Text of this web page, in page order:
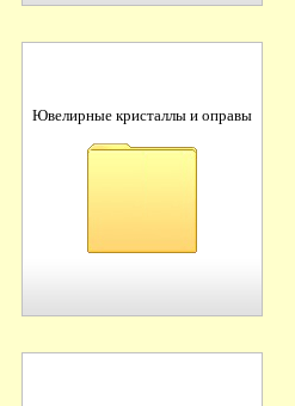
Ювелирные кристаллы и оправы